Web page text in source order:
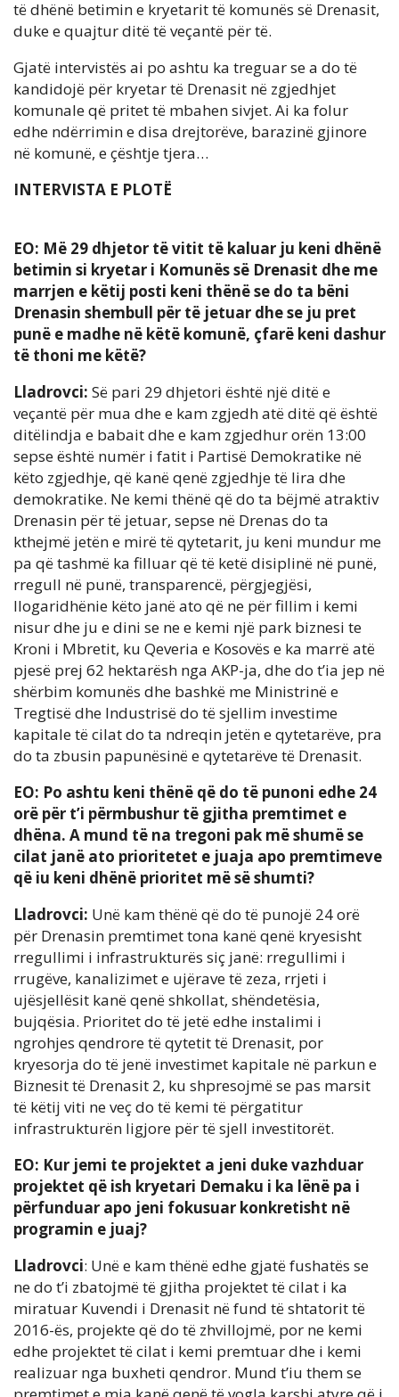
të dhënë betimin e kryetarit të komunës së Drenasit,
duke e quajtur ditë të veçantë për të.
Gjatë intervistës ai po ashtu ka treguar se a do të
kandidojë për kryetar të Drenasit në zgjedhjet
komunale që pritet të mbahen sivjet. Ai ka folur
edhe ndërrimin e disa drejtorëve, barazinë gjinore
në komunë, e çështje tjera…
INTERVISTA E PLOTË
EO: Më 29 dhjetor të vitit të kaluar ju keni dhënë
betimin si kryetar i Komunës së Drenasit dhe me
marrjen e këtij posti keni thënë se do ta bëni
Drenasin shembull për të jetuar dhe se ju pret
punë e madhe në këtë komunë, çfarë keni dashur
të thoni me këtë?
Lladrovci: Së pari 29 dhjetori është një ditë e
veçantë për mua dhe e kam zgjedh atë ditë që është
ditëlindja e babait dhe e kam zgjedhur orën 13:00
sepse është numër i fatit i Partisë Demokratike në
këto zgjedhje, që kanë qenë zgjedhje të lira dhe
demokratike. Ne kemi thënë që do ta bëjmë atraktiv
Drenasin për të jetuar, sepse në Drenas do ta
kthejmë jetën e mirë të qytetarit, ju keni mundur me
pa që tashmë ka filluar që të ketë disiplinë në punë,
rregull në punë, transparencë, përgjegjësi,
llogaridhënie këto janë ato që ne për fillim i kemi
nisur dhe ju e dini se ne e kemi një park biznesi te
Kroni i Mbretit, ku Qeveria e Kosovës e ka marrë atë
pjesë prej 62 hektarësh nga AKP-ja, dhe do t’ia jep në
shërbim komunës dhe bashkë me Ministrinë e
Tregtisë dhe Industrisë do të sjellim investime
kapitale të cilat do ta ndreqin jetën e qytetarëve, pra
do ta zbusin papunësinë e qytetarëve të Drenasit.
EO: Po ashtu keni thënë që do të punoni edhe 24
orë për t’i përmbushur të gjitha premtimet e
dhëna. A mund të na tregoni pak më shumë se
cilat janë ato prioritetet e juaja apo premtimeve
që iu keni dhënë prioritet më së shumti?
Lladrovci: Unë kam thënë që do të punojë 24 orë
për Drenasin premtimet tona kanë qenë kryesisht
rregullimi i infrastrukturës siç janë: rregullimi i
rrugëve, kanalizimet e ujërave të zeza, rrjeti i
ujësjellësit kanë qenë shkollat, shëndetësia,
bujqësia. Prioritet do të jetë edhe instalimi i
ngrohjes qendrore të qytetit të Drenasit, por
kryesorja do të jenë investimet kapitale në parkun e
Biznesit të Drenasit 2, ku shpresojmë se pas marsit
të këtij viti ne veç do të kemi të përgatitur
infrastrukturën ligjore për të sjell investitorët.
EO: Kur jemi te projektet a jeni duke vazhduar
projektet që ish kryetari Demaku i ka lënë pa i
përfunduar apo jeni fokusuar konkretisht në
programin e juaj?
Lladrovci: Unë e kam thënë edhe gjatë fushatës se
ne do t’i zbatojmë të gjitha projektet të cilat i ka
miratuar Kuvendi i Drenasit në fund të shtatorit të
2016-ës, projekte që do të zhvillojmë, por ne kemi
edhe projektet të cilat i kemi premtuar dhe i kemi
realizuar nga buxheti qendror. Mund t’iu them se